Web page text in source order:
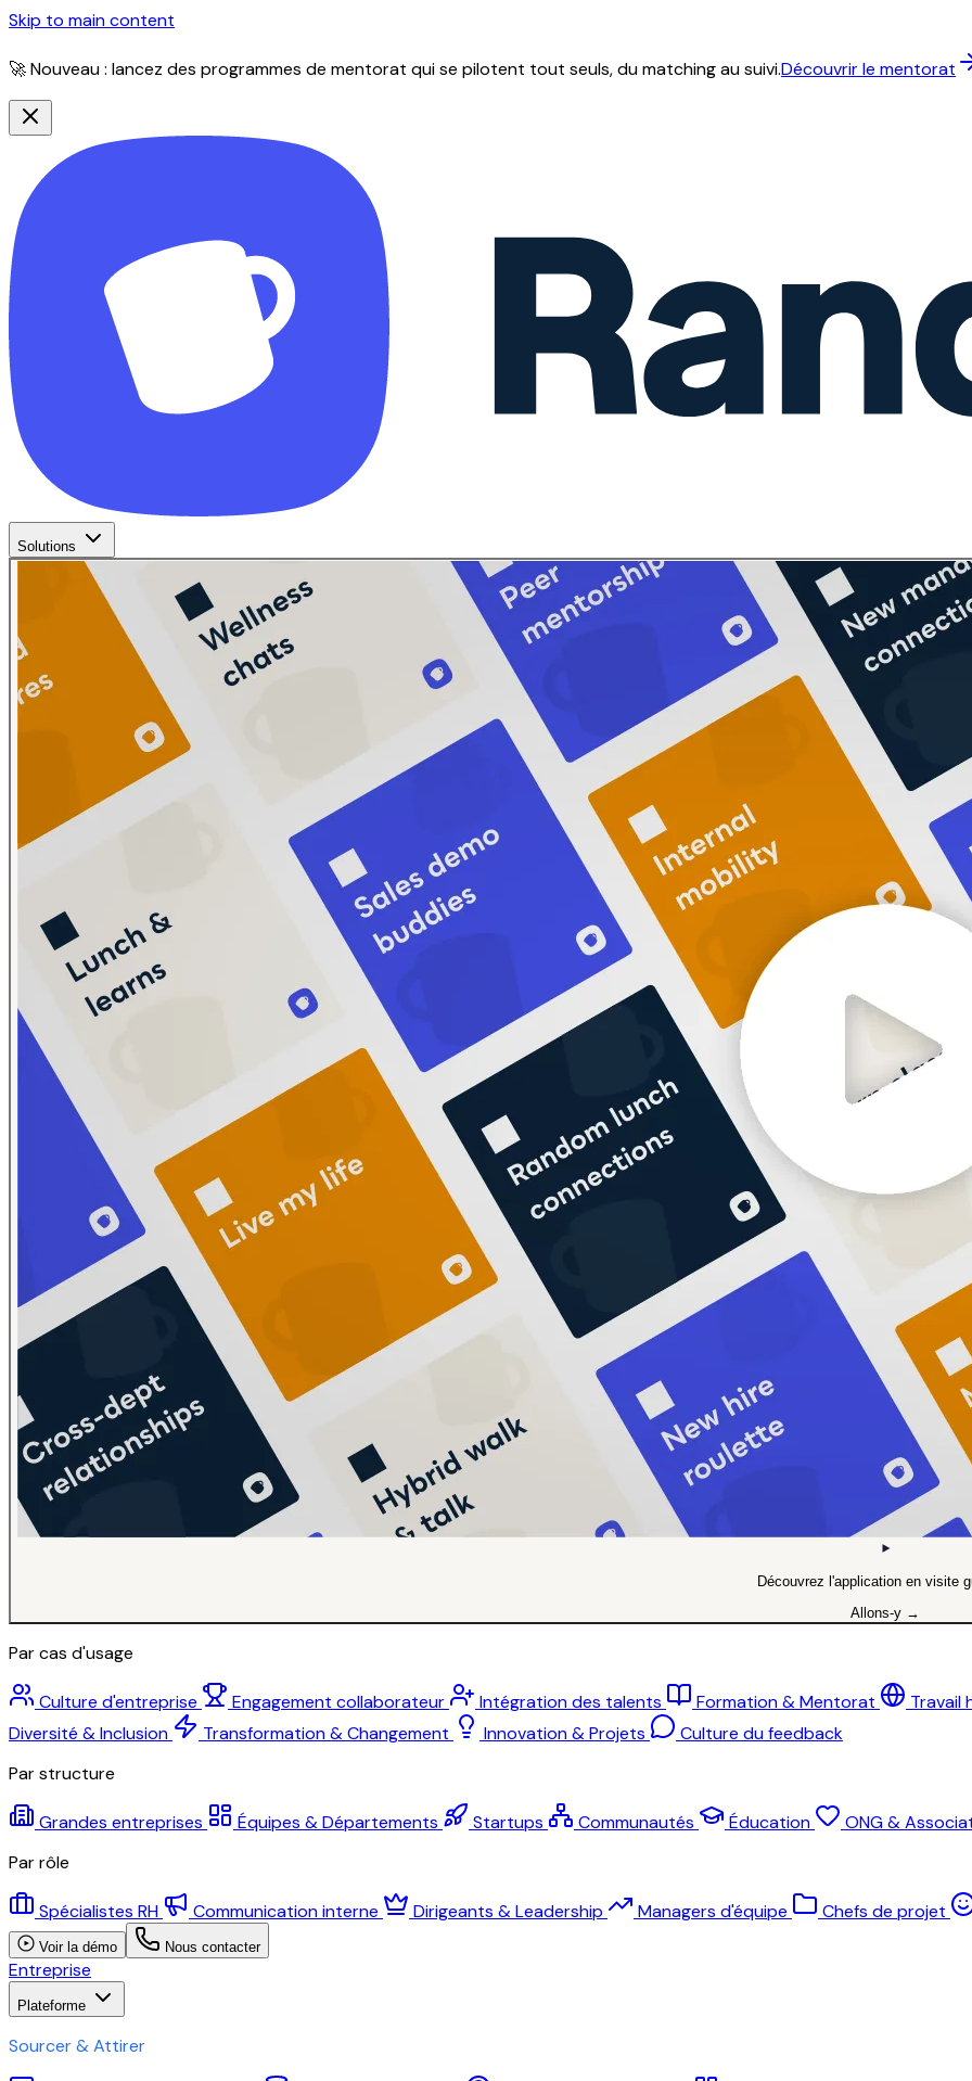
Skip to main content
🚀 Nouveau : lancez des programmes de mentorat qui se pilotent tout seuls, du matching au suivi.Découvrir le mentorat
Solutions
Découvrez l'application en visite
Allons-y →
Par cas d'usage
Culture d'entreprise Engagement collaborateur Intégration des talents Formation & Mentorat
Travail
Diversité & Inclusion
Transformation & Changement Innovation & Projets
Culture du feedback
Par structure
Grandes entreprises Équipes & Départements Startups Communautés Éducation
ONG &
Par rôle
Spécialistes RH Communication interne Dirigeants & Leadership Managers d'équipe Chefs de projet
Voir la démo Nous contacter
Entreprise
Plateforme
Sourcer & Attirer